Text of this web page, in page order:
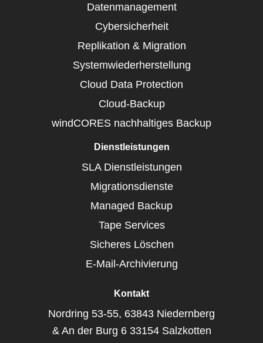
Datenmanagement
Cybersicherheit
Replikation & Migration
Systemwiederherstellung
Cloud Data Protection
Cloud-Backup
windCORES nachhaltiges Backup
Dienstleistungen
SLA Dienstleistungen
Migrationsdienste
Managed Backup
Tape Services
Sicheres Löschen
E-Mail-Archivierung
Kontakt
Nordring 53-55, 63843 Niedernberg
& An der Burg 6 33154 Salzkotten